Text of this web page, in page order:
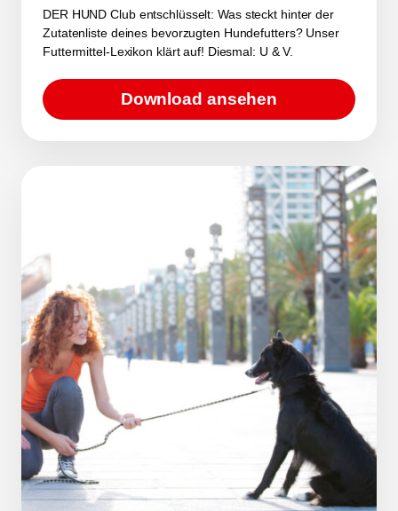
DER HUND Club entschlüsselt: Was steckt hinter der
Zutatenliste deines bevorzugten Hundefutters? Unser
Futtermittel-Lexikon klärt auf! Diesmal: U & V.
Download ansehen